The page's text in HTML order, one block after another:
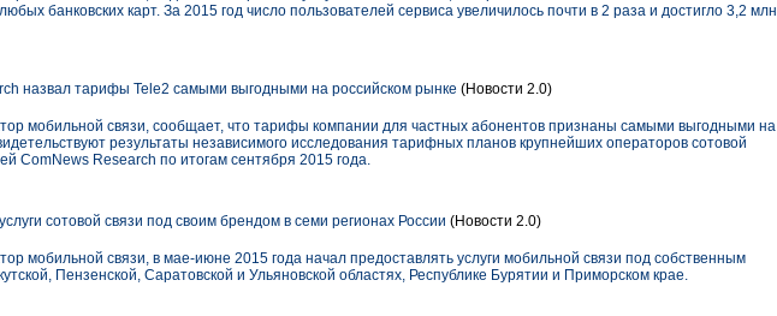
банковских карт. За 2015 год число пользователей сервиса увеличилось почти в 2 раза и достигло 3,2 млн
назвал тарифы Tele2 самыми выгодными на российском рынке (Новости 2.0)
мобильной связи, сообщает, что тарифы компании для частных абонентов признаны самыми выгодными на
результаты независимого исследования тарифных планов крупнейших операторов сотовой
ComNews Research по итогам сентября 2015 года.
сотовой связи под своим брендом в семи регионах России (Новости 2.0)
мобильной связи, в мае-июне 2015 года начал предоставлять услуги мобильной связи под собственным
Пензенской, Саратовской и Ульяновской областях, Республике Бурятии и Приморском крае.